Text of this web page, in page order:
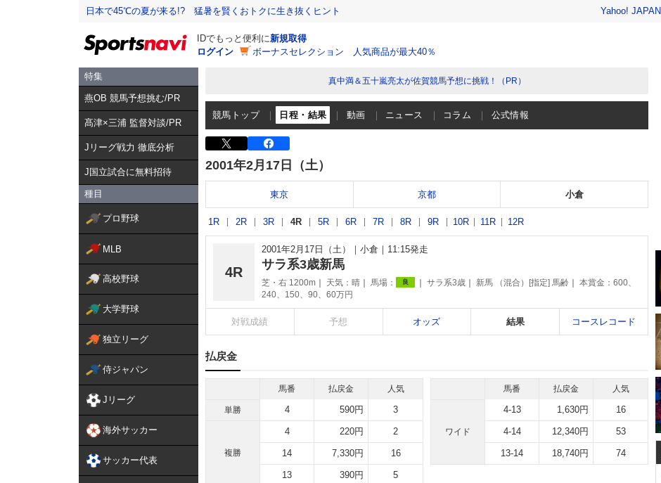
日本で45℃の夏が来る!? 猛暑を賢くおトクに生き抜くヒント Yahoo! JAPAN
IDでもっと便利に新規取得
ログイン
ボーナスセレクション 人気商品が最大40％
特集
燕OB 競馬予想挑む/PR
髙津×三浦 監督対談/PR
Jリーグ戦力 徹底分析
J国立試合に無料招待
種目
プロ野球
MLB
高校野球
大学野球
独立リーグ
侍ジャパン
Jリーグ
海外サッカー
サッカー代表
真中満＆五十嵐亮太が佐賀競馬予想に挑戦！（PR）
競馬トップ 日程・結果 動画 ニュース コラム 公式情報
2001年2月17日（土）
東京 京都 小倉
1R 2R 3R 4R 5R 6R 7R 8R 9R 10R 11R 12R
4R
2001年2月17日（土） 小倉 11:15発走
サラ系3歳新馬
芝・右 1200m 天気： 晴 馬場： 良 サラ系3歳 新馬 （混合）[指定] 馬齢
本賞金：600、
240、150、90、60万円
対戦成績 予想 オッズ 結果 コースレコード
払戻金
馬番 払戻金 人気
単勝 4 590円 3
複勝
4 220円 2
14 7,330円 16
13 390円 5
馬番 払戻金 人気
ワイド
4-13 1,630円 16
4-14 12,340円 53
13-14 18,740円 74